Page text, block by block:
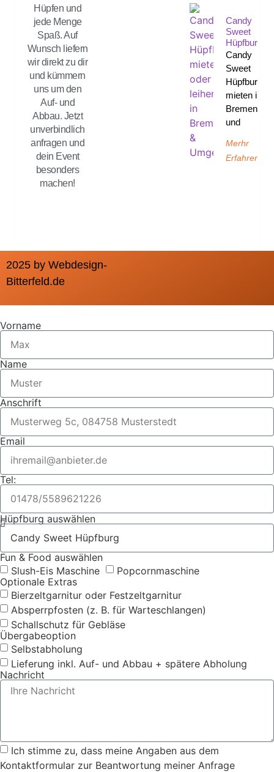
Hüpfen und
jede Menge
Spaß. Auf
Wunsch liefern
wir direkt zu dir
und kümmern
uns um den
Auf- und
Abbau. Jetzt
unverbindlich
anfragen und
dein Event
besonders
machen!
Candy
Sweet
Hüpfburg
Candy
Sweet
Hüpfburg
mieten in
Bremen
und
Merhr
Erfahren
2025 by Webdesign-
Bitterfeld.de
Vorname
Name
Anschrift
Email
Tel:
Hüpfburg auswählen
Fun & Food auswählen
Slush-Eis Maschine
Popcornmaschine
Optionale Extras
Bierzeltgarnitur oder Festzeltgarnitur
Absperrpfosten (z. B. für Warteschlangen)
Schallschutz für Gebläse
Übergabeoption
Selbstabholung
Lieferung inkl. Auf- und Abbau + spätere Abholung
Nachricht
Ich stimme zu, dass meine Angaben aus dem
Kontaktformular zur Beantwortung meiner Anfrage